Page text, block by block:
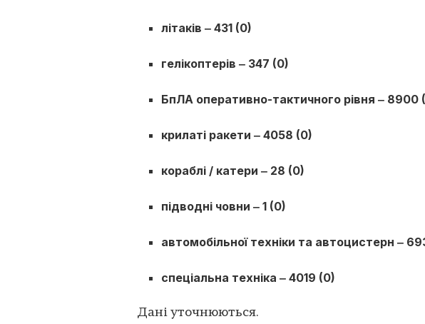
літаків ‒ 431 (0)
гелікоптерів ‒ 347 (0)
БпЛА оперативно-тактичного рівня ‒ 8900
крилаті ракети ‒ 4058 (0)
кораблі / катери ‒ 28 (0)
підводні човни ‒ 1 (0)
автомобільної техніки та автоцистерн ‒
спеціальна техніка ‒ 4019 (0)
Дані уточнюються.